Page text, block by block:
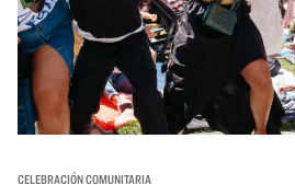
CELEBRACIÓN COMUNITARIA